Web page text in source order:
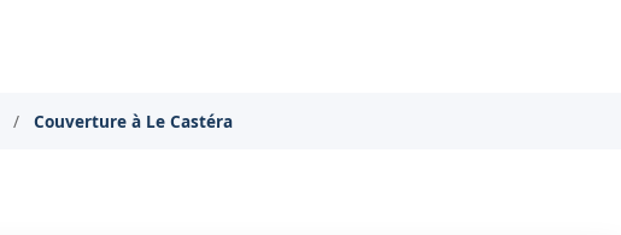
/ Couverture à Le Castéra